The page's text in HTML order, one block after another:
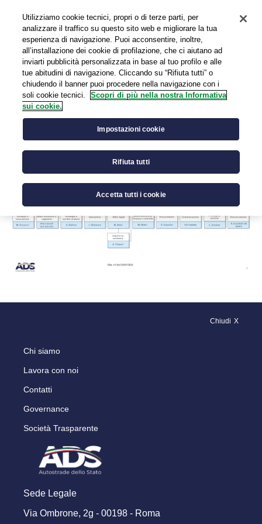
EN
Titolari di posizioni organizzative
Chiudi
Chi siamo
Lavora con noi
Contatti
Governance
Società Trasparente
Sede Legale
Via Ombrone, 2g - 00198 - Roma
Utilizziamo cookie tecnici, propri o di terze parti, per
analizzare il traffico su questo sito web e migliorare la tua
esperienza di navigazione. Puoi acconsentire, inoltre,
all’installazione dei cookie di profilazione, che ci aiutano ad
inviarti pubblicità personalizzata in base al tuo profilo e alle
tue abitudini di navigazione. Cliccando su “Rifiuta tutti” o
chiudendo il banner puoi procedere nella navigazione con i
soli cookie tecnici.
Scopri di più nella nostra Informativa
sui cookie.
Impostazioni cookie
Rifiuta tutti
Accetta tutti i cookie